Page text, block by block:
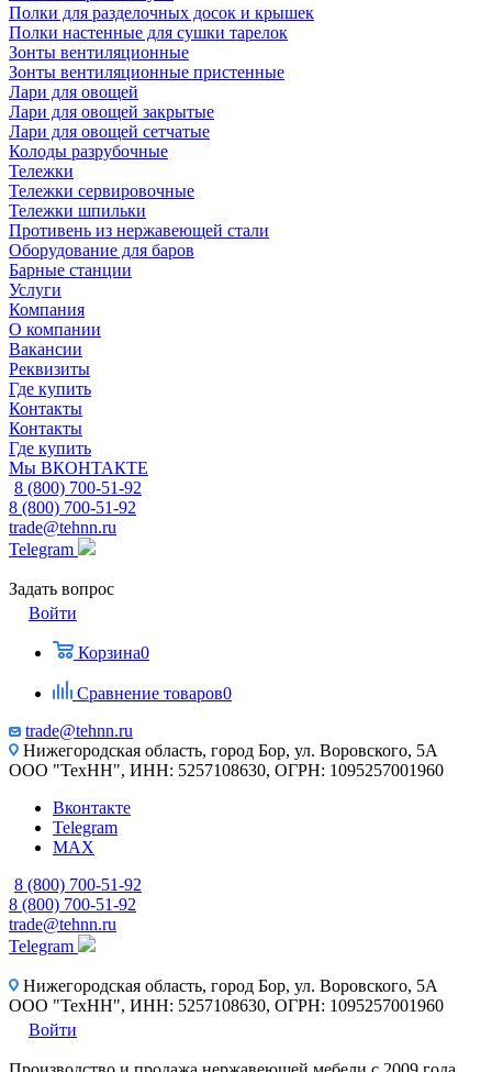
Полки для разделочных досок и крышек
Полки настенные для сушки тарелок
Зонты вентиляционные
Зонты вентиляционные пристенные
Лари для овощей
Лари для овощей закрытые
Лари для овощей сетчатые
Колоды разрубочные
Тележки
Тележки сервировочные
Тележки шпильки
Противень из нержавеющей стали
Оборудование для баров
Барные станции
Услуги
Компания
О компании
Вакансии
Реквизиты
Где купить
Контакты
Контакты
Где купить
Мы ВКОНТАКТЕ
8 (800) 700-51-92
8 (800) 700-51-92
trade@tehnn.ru
Telegram
Задать вопрос
Войти
Корзина0
Сравнение товаров0
trade@tehnn.ru
Нижегородская область, город Бор, ул. Воровского, 5А
ООО "ТехНН", ИНН: 5257108630, ОГРН: 1095257001960
Вконтакте
Telegram
MAX
8 (800) 700-51-92
8 (800) 700-51-92
trade@tehnn.ru
Telegram
Нижегородская область, город Бор, ул. Воровского, 5А
ООО "ТехНН", ИНН: 5257108630, ОГРН: 1095257001960
Войти